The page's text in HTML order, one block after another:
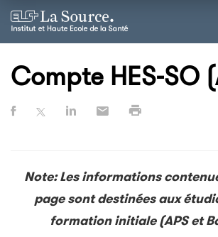
Compte HES-SO
Note:Les informations
page sont destinées aux
formation initiale (APS et